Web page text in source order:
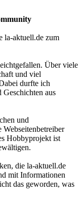
la-aktuell.de zum
Über viele
und viel
durfte ich
aus
und
Hobbyprojekt ist
die la-aktuell.de
mit Informationen
das geworden, was